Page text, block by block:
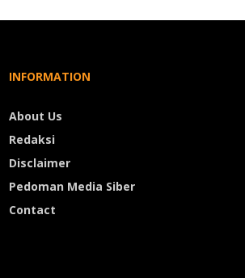
INFORMATION
About Us
Redaksi
Disclaimer
Pedoman Media Siber
Contact